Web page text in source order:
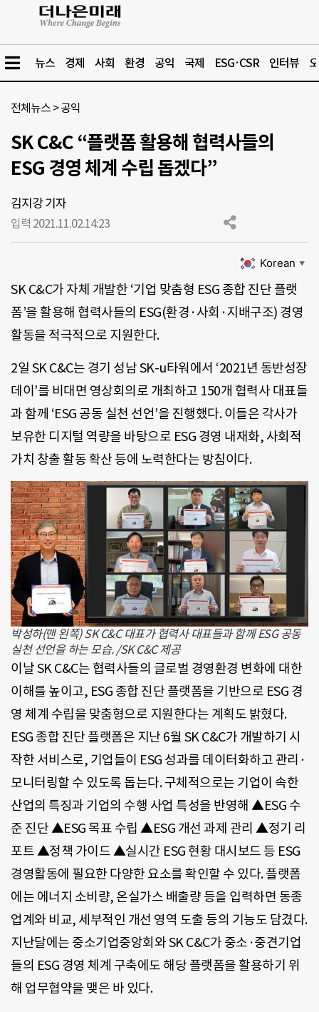
뉴스 경제 사회 환경 공익 국제 ESG·CSR 인터뷰
전체뉴스 >공익
SK C&C “플랫폼 활용해 협력사들의
ESG 경영 체계 수립 돕겠다”
김지강 기자
입력 2021.11.02.14:23
Korean ▼
SK C&C가 자체 개발한 ‘기업 맞춤형 ESG 종합 진단 플랫
폼’을 활용해 협력사들의 ESG(환경·사회·지배구조) 경영
활동을 적극적으로 지원한다.
2일 SK C&C는 경기 성남 SK-u타워에서 ‘2021년 동반성장
데이’를 비대면 영상회의로 개최하고 150개 협력사 대표들
과 함께 ‘ESG 공동 실천 선언’을 진행했다. 이들은 각사가
보유한 디지털 역량을 바탕으로 ESG 경영 내재화, 사회적
가치 창출 활동 확산 등에 노력한다는 방침이다.
박성하(맨 왼쪽) SK C&C 대표가 협력사 대표들과 함께 ESG 공동
실천 선언을 하는 모습. /SK C&C 제공
이날 SK C&C는 협력사들의 글로벌 경영환경 변화에 대한
이해를 높이고, ESG 종합 진단 플랫폼을 기반으로 ESG 경
영 체계 수립을 맞춤형으로 지원한다는 계획도 밝혔다.
ESG 종합 진단 플랫폼은 지난 6월 SK C&C가 개발하기 시
작한 서비스로, 기업들이 ESG 성과를 데이터화하고 관리·
모니터링할 수 있도록 돕는다. 구체적으로는 기업이 속한
산업의 특징과 기업의 수행 사업 특성을 반영해 ▲ESG 수
준 진단 ▲ESG 목표 수립 ▲ESG 개선 과제 관리 ▲정기 리
포트 ▲정책 가이드 ▲실시간 ESG 현황 대시보드 등 ESG
경영활동에 필요한 다양한 요소를 확인할 수 있다. 플랫폼
에는 에너지 소비량, 온실가스 배출량 등을 입력하면 동종
업계와 비교, 세부적인 개선 영역 도출 등의 기능도 담겼다.
지난달에는 중소기업중앙회와 SK C&C가 중소·중견기업
들의 ESG 경영 체계 구축에도 해당 플랫폼을 활용하기 위
해 업무협약을 맺은 바 있다.